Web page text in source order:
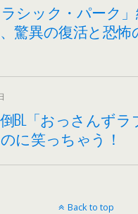
ラシック・パーク
驚異の復活と恐怖
BL「おっさんずラ
に笑っちゃう！
Back to top